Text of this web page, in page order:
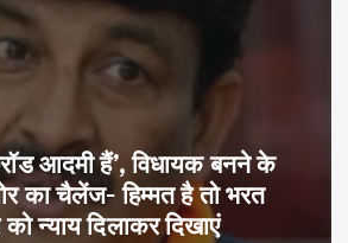
आदमी हैं’, विधायक बनने के
का चैलेंज- हिम्मत है तो भरत
को न्याय दिलाकर दिखाएं